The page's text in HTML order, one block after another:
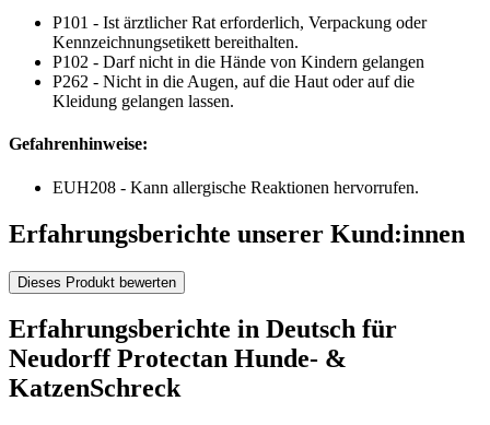
P101 - Ist ärztlicher Rat erforderlich, Verpackung oder
Kennzeichnungsetikett bereithalten.
P102 - Darf nicht in die Hände von Kindern gelangen
P262 - Nicht in die Augen, auf die Haut oder auf die
Kleidung gelangen lassen.
Gefahrenhinweise:
EUH208 - Kann allergische Reaktionen hervorrufen.
Erfahrungsberichte unserer Kund:innen
Dieses Produkt bewerten
Erfahrungsberichte in Deutsch für
Neudorff Protectan Hunde- &
KatzenSchreck